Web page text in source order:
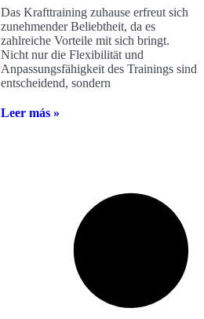
Das Krafttraining zuhause erfreut sich
zunehmender Beliebtheit, da es
zahlreiche Vorteile mit sich bringt.
Nicht nur die Flexibilität und
Anpassungsfähigkeit des Trainings sind
entscheidend, sondern
Leer más »